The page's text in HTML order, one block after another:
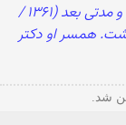
منیر وکیلی در سال ۱۳۵۹ به فرانسه مهاجرت نمود و مدتی بعد (۱۳۶۱ /
همسر او دکتر
شد.